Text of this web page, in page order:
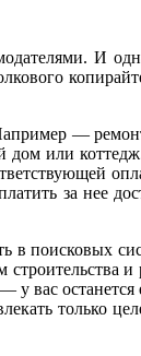
И
Например —
дом или
за нее
поисковых
строительства
у вас
только